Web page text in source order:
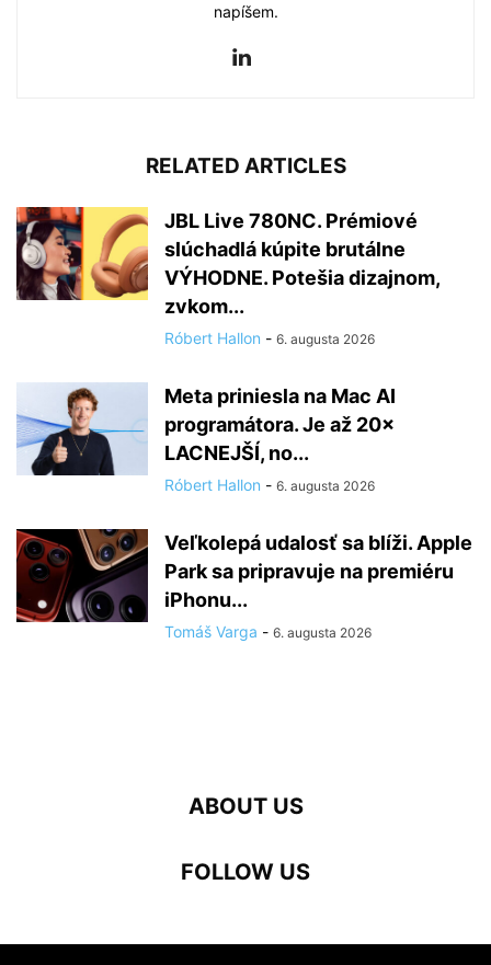
napíšem.
RELATED ARTICLES
JBL Live 780NC. Prémiové
slúchadlá kúpite brutálne
VÝHODNE. Potešia dizajnom,
zvkom...
Róbert Hallon - 6. augusta 2026
Meta priniesla na Mac AI
programátora. Je až 20×
LACNEJŠÍ, no...
Róbert Hallon - 6. augusta 2026
Veľkolepá udalosť sa blíži. Apple
Park sa pripravuje na premiéru
iPhonu...
Tomáš Varga - 6. augusta 2026
ABOUT US
FOLLOW US